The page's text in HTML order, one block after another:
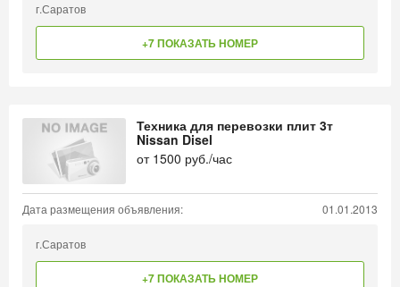
г.Саратов
+7 ПОКАЗАТЬ НОМЕР
Техника для перевозки плит 3т
Nissan Disel
от 1500 руб./час
Дата размещения объявления: 01.01.2013
г.Саратов
+7 ПОКАЗАТЬ НОМЕР